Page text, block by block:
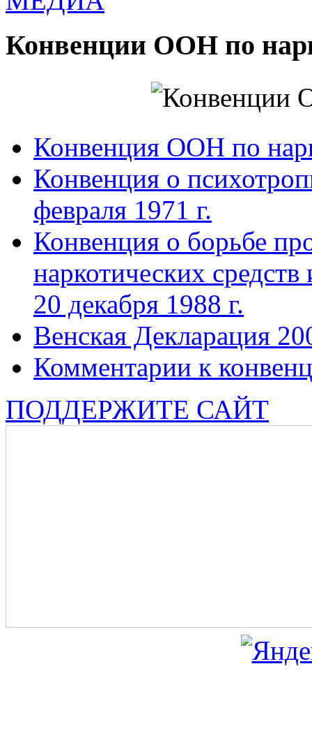
Конвенции ООН по
Конвенция ООН по
Конвенция о
февраля 1971 г.
Конвенция о борьбе
наркотических
20 декабря 1988 г.
Венская Декларация
Комментарии к
ПОДДЕРЖИТЕ САЙТ